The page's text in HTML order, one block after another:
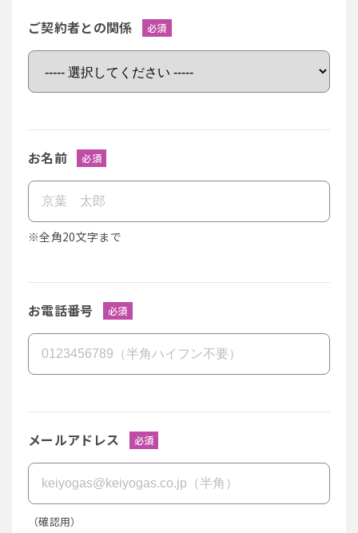
ご契約者との関係 必須
お名前 必須
※全角20文字まで
お電話番号 必須
メールアドレス 必須
（確認用）